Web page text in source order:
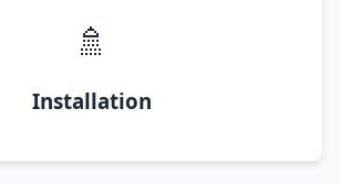
🚿
Installation